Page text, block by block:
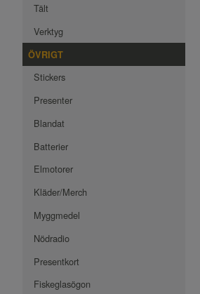
Tält
Verktyg
ÖVRIGT
Stickers
Presenter
Blandat
Batterier
Elmotorer
Kläder/Merch
Myggmedel
Nödradio
Presentkort
Fiskeglasögon